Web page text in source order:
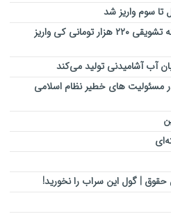
سوم واریز شد
جزئیات تازه از طرح فجرانه/ یارانه تشویقی ۲۲۰ هزار تومانی کی واریز
آب آشامیدنی تولید می‌کند
مسئولیت های خطیر نظام اسلامی
| گول این سراب را نخورید!